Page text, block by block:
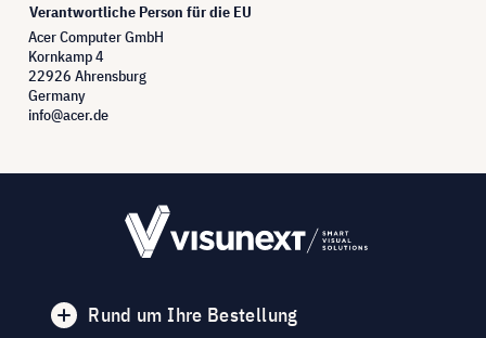
Verantwortliche Person für die EU
Acer Computer GmbH
Kornkamp 4
22926 Ahrensburg
Germany
info@acer.de
Rund um Ihre Bestellung